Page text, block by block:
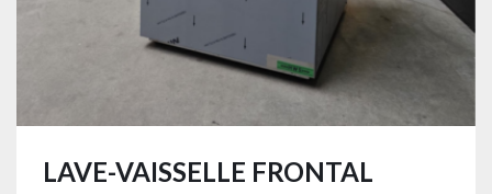
LAVE-VAISSELLE FRONTAL